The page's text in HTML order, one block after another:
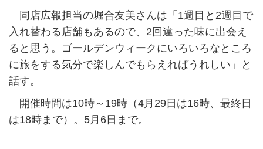
同店広報担当の堀合友美さんは「1週目と2週目で
入れ替わる店舗もあるので、2回違った味に出会え
ると思う。ゴールデンウィークにいろいろなところ
に旅をする気分で楽しんでもらえればうれしい」と
話す。
開催時間は10時～19時（4月29日は16時、最終日
は18時まで）。5月6日まで。